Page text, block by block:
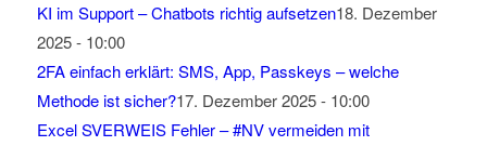
KI im Support – Chatbots richtig aufsetzen18. Dezember
2025 - 10:00
2FA einfach erklärt: SMS, App, Passkeys – welche
Methode ist sicher?17. Dezember 2025 - 10:00
Excel SVERWEIS Fehler – #NV vermeiden mit